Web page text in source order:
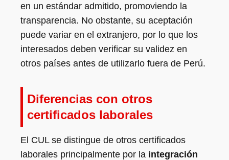
en un estándar admitido, promoviendo la
transparencia. No obstante, su aceptación
puede variar en el extranjero, por lo que los
interesados deben verificar su validez en
otros países antes de utilizarlo fuera de Perú.
Diferencias con otros
certificados laborales
El CUL se distingue de otros certificados
laborales principalmente por la integración